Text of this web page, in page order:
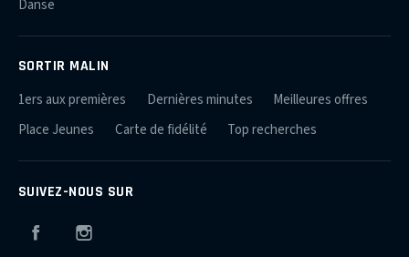
Danse
SORTIR MALIN
1ers aux premières Dernières minutes
Meilleures offres
Place Jeunes
Carte de fidélité Top recherches
SUIVEZ-NOUS SUR
Facebook